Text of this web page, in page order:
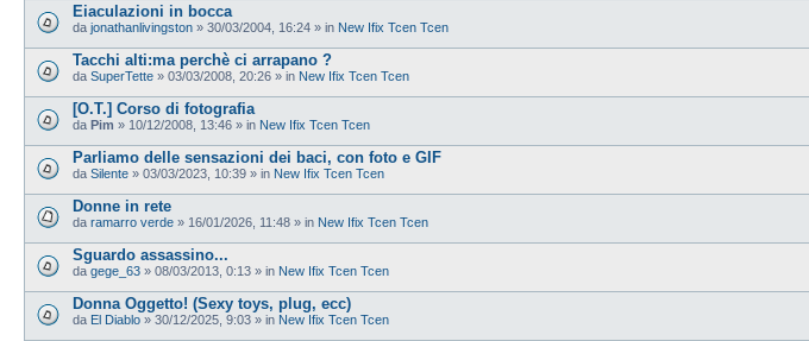
Eiaculazioni in bocca
da jonathanlivingston » 30/03/2004, 16:24 » in New Ifix Tcen Tcen
Tacchi alti:ma perchè ci arrapano ?
da SuperTette » 03/03/2008, 20:26 » in New Ifix Tcen Tcen
[O.T.] Corso di fotografia
da Pim » 10/12/2008, 13:46 » in New Ifix Tcen Tcen
Parliamo delle sensazioni dei baci, con foto e GIF
da Silente » 03/03/2023, 10:39 » in New Ifix Tcen Tcen
Donne in rete
da ramarro verde » 16/01/2026, 11:48 » in New Ifix Tcen Tcen
Sguardo assassino...
da gege_63 » 08/03/2013, 0:13 » in New Ifix Tcen Tcen
Donna Oggetto! (Sexy toys, plug, ecc)
da El Diablo » 30/12/2025, 9:03 » in New Ifix Tcen Tcen